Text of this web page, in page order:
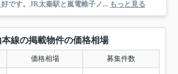
です。JR太秦駅と嵐電帷子ノ... もっと見る
線の掲載物件の価格相場
価格相場 募集件数